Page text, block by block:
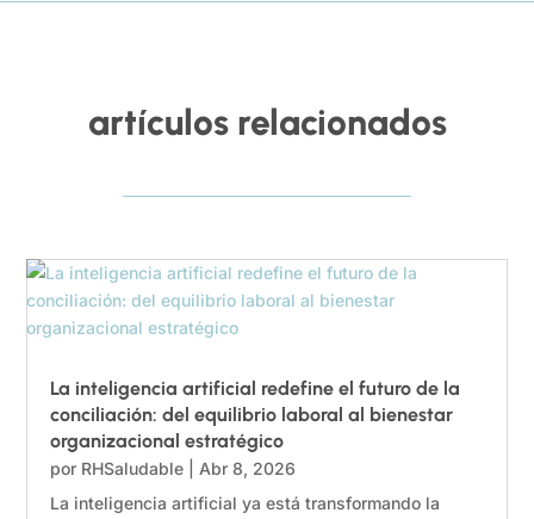
artículos relacionados
La inteligencia artificial redefine el futuro de la
conciliación: del equilibrio laboral al bienestar
organizacional estratégico
por RHSaludable
Abr 8, 2026
La inteligencia artificial ya está transformando la